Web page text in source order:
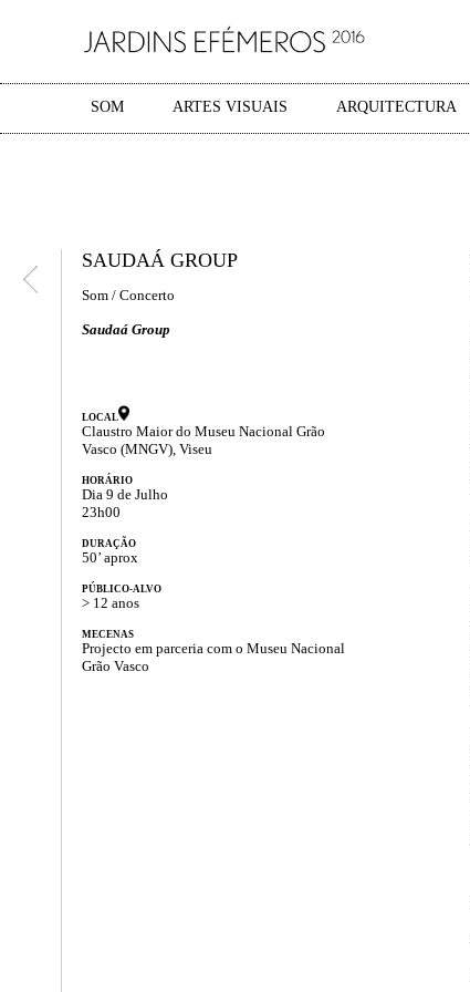
SOM ARTES VISUAIS ARQUITECTURA
SAUDAÁ GROUP
Som / Concerto
Saudaá Group
LOCAL
Claustro Maior do Museu Nacional Grão
Vasco (MNGV), Viseu
HORÁRIO
Dia 9 de Julho
23h00
DURAÇÃO
50’ aprox
PÚBLICO-ALVO
> 12 anos
MECENAS
Projecto em parceria com o Museu Nacional
Grão Vasco